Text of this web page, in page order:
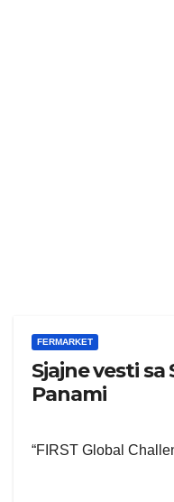
FERMARKET
Sjajne vesti
Panami
“FIRST Global